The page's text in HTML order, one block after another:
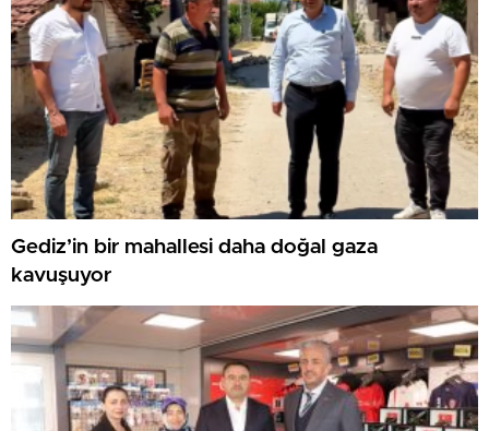
Gediz’in bir mahallesi daha doğal gaza
kavuşuyor